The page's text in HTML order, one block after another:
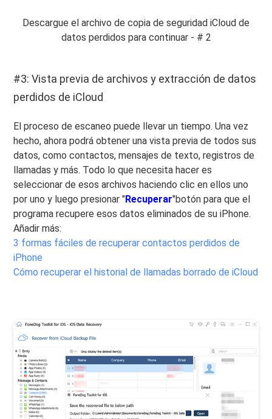
Descargue el archivo de copia de seguridad iCloud de
datos perdidos para continuar - # 2
#3: Vista previa de archivos y extracción de datos
perdidos de iCloud
El proceso de escaneo puede llevar un tiempo. Una vez
hecho, ahora podrá obtener una vista previa de todos sus
datos, como contactos, mensajes de texto, registros de
llamadas y más. Todo lo que necesita hacer es
seleccionar de esos archivos haciendo clic en ellos uno
por uno y luego presionar "Recuperar"botón para que el
programa recupere esos datos eliminados de su iPhone.
Añadir más:
3 formas fáciles de recuperar contactos perdidos de
iPhone
Cómo recuperar el historial de llamadas borrado de iCloud